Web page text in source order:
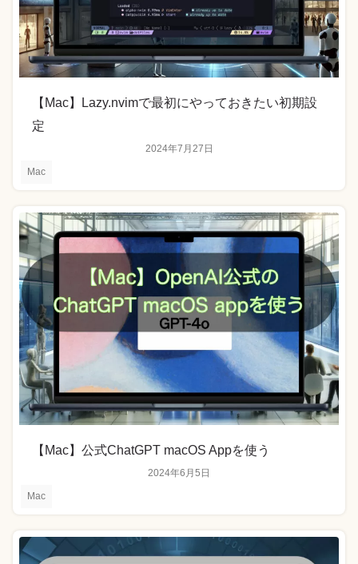
Mac
2024年7月27日
【Mac】Lazy.nvimで最初にやっておきたい初期設
定
Mac
2024年6月5日
【Mac】公式ChatGPT macOS Appを使う